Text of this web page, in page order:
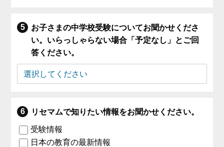
お子さまの中学校受験についてお聞かせくださ
い。いらっしゃらない場合「予定なし」とご回
答ください。
リセマムで知りたい情報をお聞かせください。
受験情報
日本の教育の最新情報